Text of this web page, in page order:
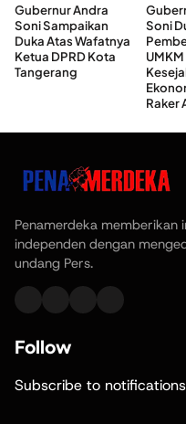
Gubernur Andra
Soni Sampaikan
Duka Atas Wafatnya
Ketua DPRD Kota
Tangerang
Soni
Raker
Penamerdeka
independen dengan
undang Pers.
Follow
Subscribe to notifications